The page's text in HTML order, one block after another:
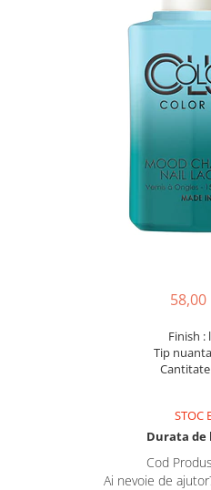
58,00
Finish :
Tip
STOC
Durata de
Cod
Ai nevoie de